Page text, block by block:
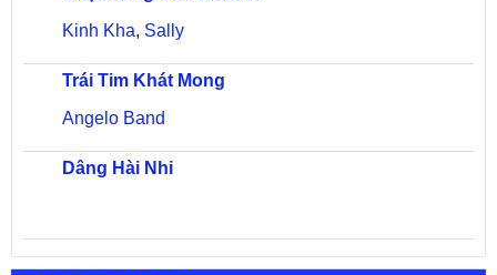
Kinh Kha, Sally
Trái Tim Khát Mong
Angelo Band
Dâng Hài Nhi